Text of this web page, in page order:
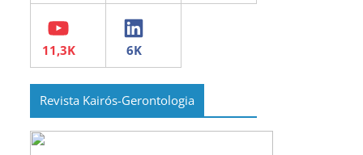
YouTube LinkedIn
Revista Kairós-Gerontologia